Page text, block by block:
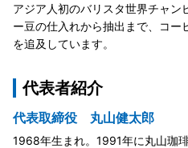
アジア人初のバリスタ世界チャン
ー豆の仕入れから抽出まで、コー
を追及しています。
代表者紹介
代表取締役 丸山健太郎
1968年生まれ。1991年に丸山珈